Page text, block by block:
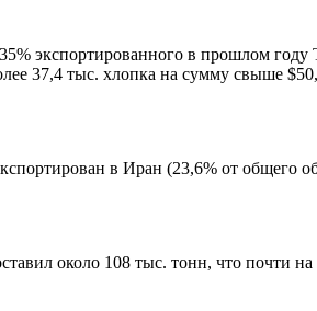
экспортированного в прошлом
37,4 тыс. хлопка на сумму свыше
в Иран (23,6% от общего
около 108 тыс. тонн, что почти на